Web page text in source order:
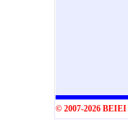
© 2007-2026 BEIEI|